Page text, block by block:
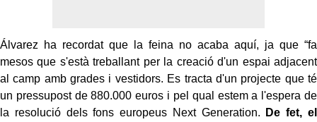
Álvarez ha recordat que la feina no acaba aquí, ja que “fa
mesos que s'està treballant per la creació d'un espai adjacent
al camp amb grades i vestidors. Es tracta d'un projecte que té
un pressupost de 880.000 euros i pel qual estem a l'espera de
la resolució dels fons europeus Next Generation.
De fet, el